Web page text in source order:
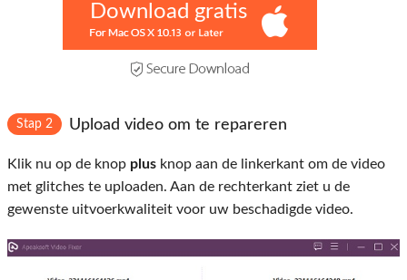
Download gratis
Stap 2 Upload video om te repareren
Klik nu op de knop plus knop aan de linkerkant om de video
met glitches te uploaden. Aan de rechterkant ziet u de
gewenste uitvoerkwaliteit voor uw beschadigde video.